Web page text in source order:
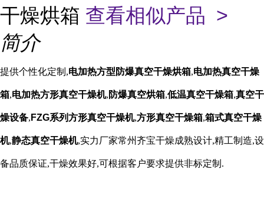
干燥烘箱 查看相似产品 >
简介
提供个性化定制,电加热方型防爆真空干燥烘箱,电加热真空干燥
箱,电加热方形真空干燥机, 防爆真空烘箱,低温真空干燥箱,真空干
燥设备, FZG系列方形真空干燥机,方形真空干燥箱,箱式真空干燥
机,静态真空干燥机,实力厂家常州齐宝干燥成熟设计,精工制造,设
备品质保证,干燥效果好,可根据客户要求提供非标定制.